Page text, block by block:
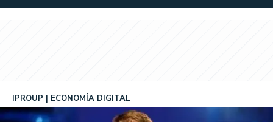
IPROUP ECONOMÍA DIGITAL